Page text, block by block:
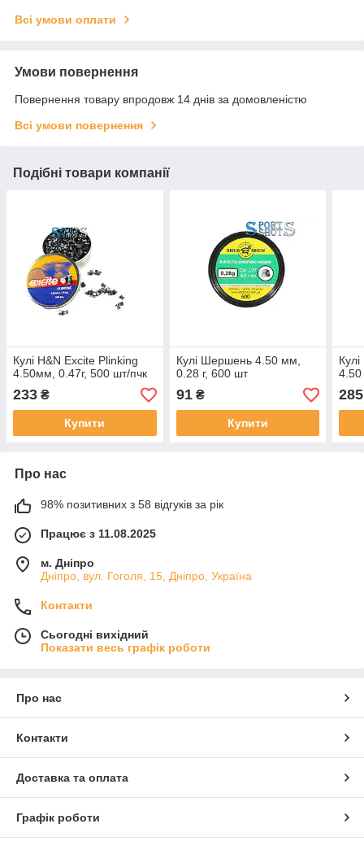
Всі умови оплати
Умови повернення
Повернення товару впродовж 14 днів за домовленістю
Всі умови повернення
Подібні товари компанії
Кулі H&N Excite Plinking
4.50мм, 0.47г, 500 шт/пчк
233 ₴
Купити
Кулі Шершень 4.50 мм,
0.28 г, 600 шт
91₴
Купити
4.50
285
Про нас
98% позитивних з 58 відгуків за рік
Працює з 11.08.2025
м. Дніпро
Дніпро, вул. Гоголя, 15, Дніпро, Україна
Контакти
Сьогодні вихідний
Показати весь графік роботи
Про нас
Контакти
Доставка та оплата
Графік роботи